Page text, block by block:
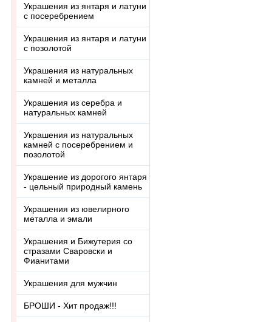
Украшения из янтаря и латуни
с посеребрением
Украшения из янтаря и латуни
с позолотой
Украшения из натуральных
камней и металла
Украшения из серебра и
натуральных камней
Украшения из натуральных
камней с посеребрением и
позолотой
Украшение из дорогого янтаря
- цельный природный камень
Украшения из ювелирного
металла и эмали
Украшения и Бижутерия со
стразами Сваровски и
Фианитами
Украшения для мужчин
БРОШИ - Хит продаж!!!